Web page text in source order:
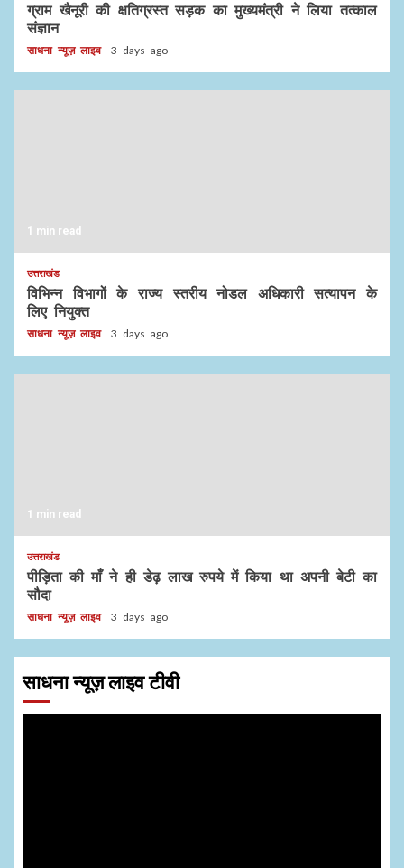
ग्राम खैनूरी की क्षतिग्रस्त सड़क का मुख्यमंत्री ने लिया तत्काल
संज्ञान
साधना न्यूज़ लाइव 3 days ago
1 min read
उत्तराखंड
विभिन्न विभागों के राज्य स्तरीय नोडल अधिकारी सत्यापन के
लिए नियुक्त
साधना न्यूज़ लाइव 3 days ago
1 min read
उत्तराखंड
पीड़िता की माँ ने ही डेढ़ लाख रुपये में किया था अपनी बेटी का
सौदा
साधना न्यूज़ लाइव 3 days ago
साधना न्यूज़ लाइव टीवी